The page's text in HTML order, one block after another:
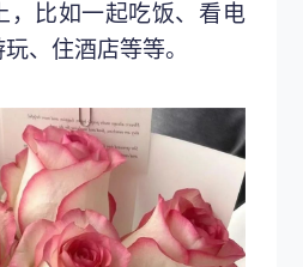
，比如一起吃饭、看电
、住酒店等等。